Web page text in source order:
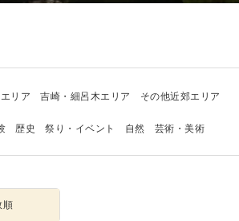
リア 吉崎・細呂木エリア その他近郊エリア
歴史 祭り・イベント 自然 芸術・美術
順